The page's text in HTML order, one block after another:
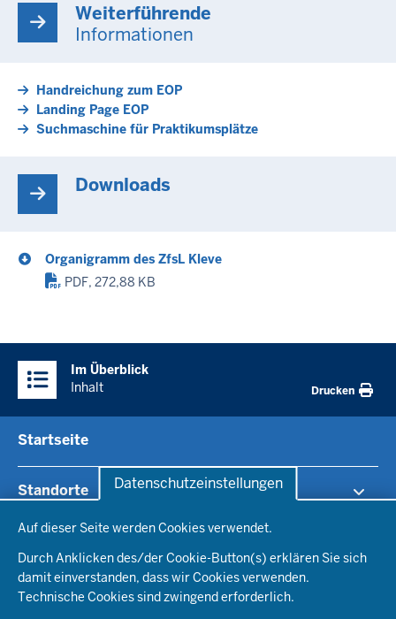
Datenschutzeinstellungen
Auf dieser Seite werden Cookies verwendet.
Durch Anklicken des/der Cookie-Button(s) erklären Sie sich
damit einverstanden, dass wir Cookies verwenden.
Technische Cookies sind zwingend erforderlich.
Weiterführende
Informationen
Handreichung zum EOP
Landing Page EOP
Suchmaschine für Praktikumsplätze
Downloads
Organigramm des ZfsL Kleve
PDF, 272,88 KB
Im Überblick
Inhalt
Drucken
Startseite
Standorte
RB Arnsberg
RB Detmold
RB Düsseldorf
RB Köln
Wege ins Lehramt